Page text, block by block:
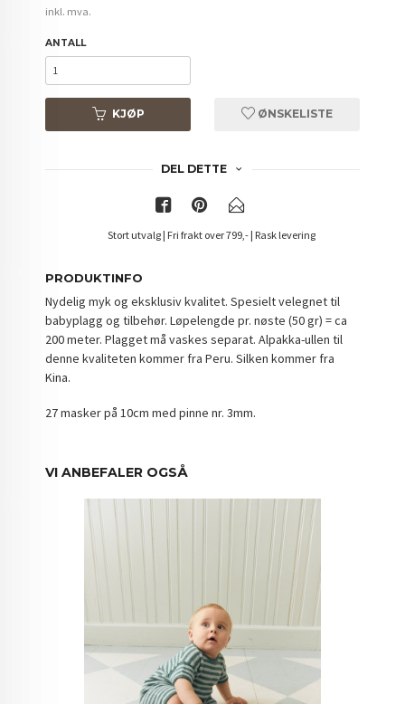
inkl. mva.
ANTALL
KJØP ØNSKELISTE
DEL DETTE
Stort utvalg | Fri frakt over 799,- | Rask levering
PRODUKTINFO
Nydelig myk og eksklusiv kvalitet. Spesielt velegnet til
babyplagg og tilbehør. Løpelengde pr. nøste (50 gr) = ca
200 meter. Plagget må vaskes separat. Alpakka-ullen til
denne kvaliteten kommer fra Peru. Silken kommer fra
Kina.
27 masker på 10cm med pinne nr. 3mm.
VI ANBEFALER OGSÅ